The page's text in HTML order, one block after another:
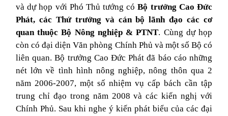
và dự họp với Phó Thủ tướng cóBộ trưởng Cao Đức
Phát, các Thứ trưởng và cán bộ lãnh đạo các cơ
quan thuộc Bộ Nông nghiệp & PTNT. Cùng dự họp
còn có đại diện Văn phòng Chính Phủ và một số Bộ có
liên quan. Bộ trưởng Cao Đức Phát đã báo cáo những
nét lớn về tình hình nông nghiệp, nông thôn qua 2
năm 2006-2007, một số nhiệm vụ cấp bách cần tập
trung chỉ đạo trong năm 2008 và các kiến nghị với
Chính Phủ. Sau khi nghe ý kiến phát biểu của các đại